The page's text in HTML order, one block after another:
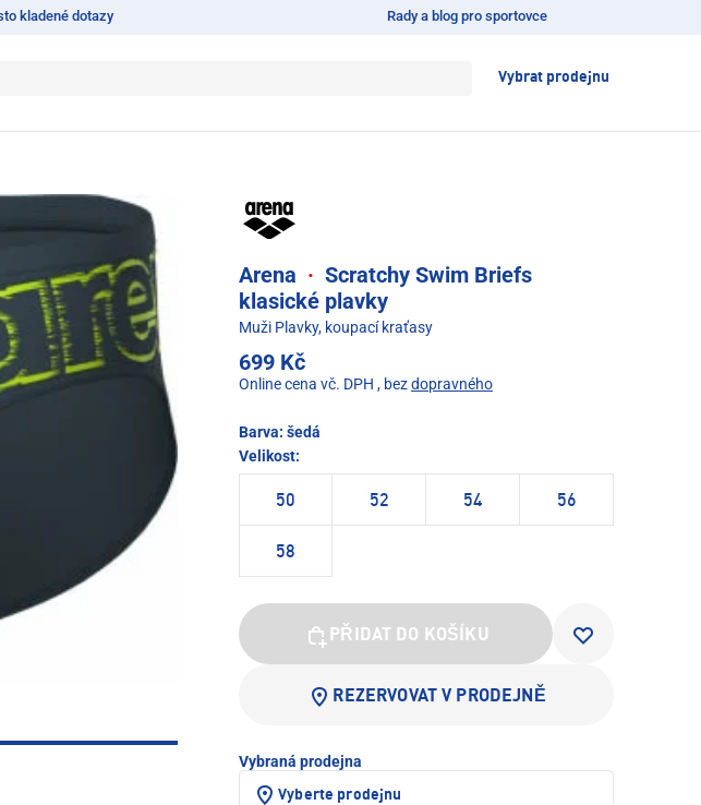
kladené dotazy Rady a blog pro sportovce
Vybrat prodejnu
Arena · Scratchy Swim Briefs
klasické plavky
Muži Plavky, koupací kraťasy
699 Kč
Online cena vč. DPH , bezdopravného
Barva: šedá
Velikost:
50 52 54 56
58
PŘIDAT DO KOŠÍKU
REZERVOVAT V PRODEJNĚ
Vybraná prodejna
Vyberte prodejnu